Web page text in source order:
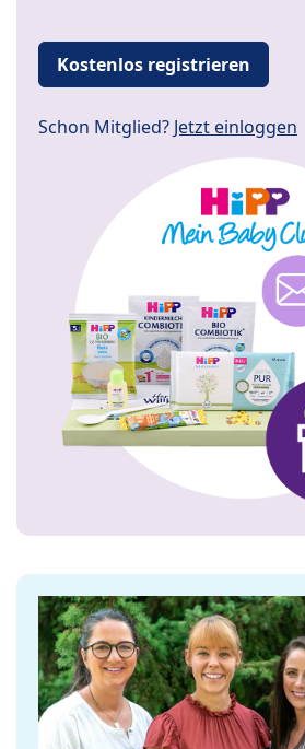
Kostenlos registrieren
Schon Mitglied? Jetzt einloggen